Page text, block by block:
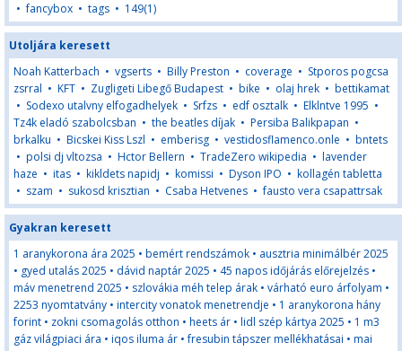
•fancybox • tags • 149(1)
Utoljára keresett
Noah Katterbach • vgserts • Billy Preston • coverage • Stporos pogcsa
zsrral • KFT • Zugligeti Libegő Budapest • bike • olaj hrek • bettikamat
• Sodexo utalvny elfogadhelyek • Srfzs • edf osztalk • Elklntve 1995 •
Tz4k eladó szabolcsban • the beatles díjak • Persiba Balikpapan •
brkalku • Bicskei Kiss Lszl • emberisg • vestidosflamenco.onle • bntets
• polsi dj vltozsa • Hctor Bellern • TradeZero wikipedia • lavender
haze • itas • kikldets napidj • komissi • Dyson IPO • kollagén tabletta
• szam • sukosd krisztian • Csaba Hetvenes •fausto vera csapattrsak
Gyakran keresett
1 aranykorona ára 2025 • bemért rendszámok • ausztria minimálbér 2025
• gyed utalás 2025 • dávid naptár 2025 • 45 napos időjárás előrejelzés •
máv menetrend 2025 • szlovákia méh telep árak • várható euro árfolyam •
2253 nyomtatvány • intercity vonatok menetrendje • 1 aranykorona hány
forint • zokni csomagolás otthon • heets ár • lidl szép kártya 2025 • 1 m3
gáz világpiaci ára • iqos iluma ár •fresubin tápszer mellékhatásai • mai